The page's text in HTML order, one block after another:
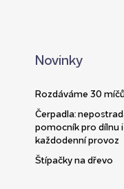
Novinky
Rozdáváme 30
Čerpadla:
pomocník pro dílnu i
každodenní provoz
Štípačky na dřevo